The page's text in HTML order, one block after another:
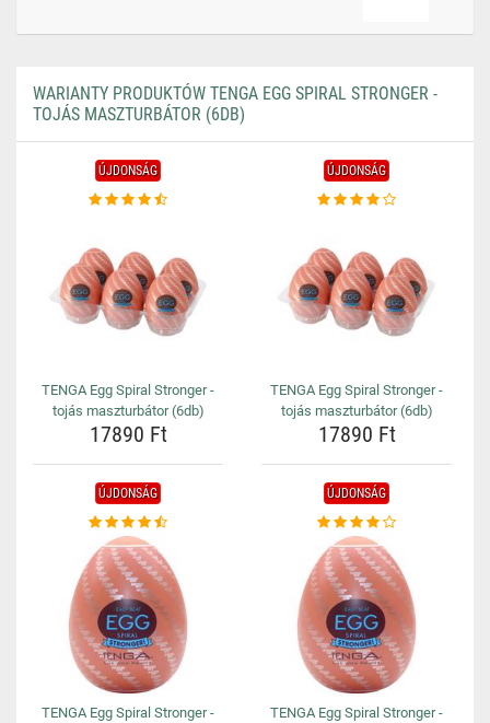
WARIANTY PRODUKTÓW TENGA EGG SPIRAL STRONGER -
TOJÁS MASZTURBÁTOR (6DB)
ÚJDONSÁG
TENGA Egg Spiral Stronger -
tojás maszturbátor (6db)
17890 Ft
ÚJDONSÁG
TENGA Egg Spiral Stronger -
tojás maszturbátor (6db)
17890 Ft
ÚJDONSÁG
TENGA Egg Spiral Stronger -
ÚJDONSÁG
TENGA Egg Spiral Stronger -